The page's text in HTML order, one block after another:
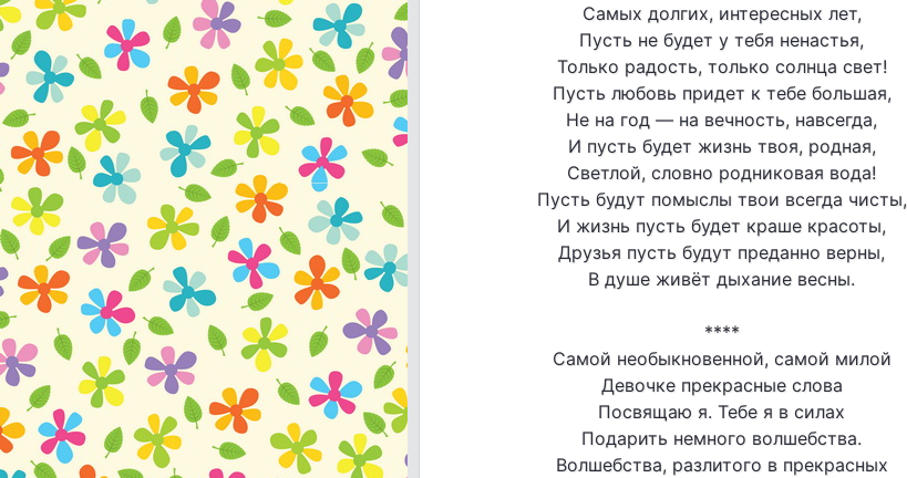
Самых долгих, интересных лет,
Пусть не будет у тебя ненастья,
Только радость, только солнца свет!
Пусть любовь придет к тебе большая,
Не на год — на вечность, навсегда,
И пусть будет жизнь твоя, родная,
Светлой, словно родниковая вода!
Пусть будут помыслы твои всегда чисты,
И жизнь пусть будет краше красоты,
Друзья пусть будут преданно верны,
В душе живёт дыхание весны.
****
Самой необыкновенной, самой милой
Девочке прекрасные слова
Посвящаю я. Тебе я в силах
Подарить немного волшебства.
Волшебства, разлитого в прекрасных